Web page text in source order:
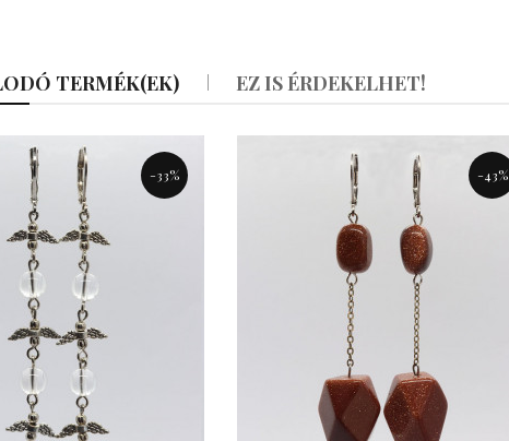
Kávés
TERMÉK(EK) EZ IS ÉRDEKELHET!
-33% -43%